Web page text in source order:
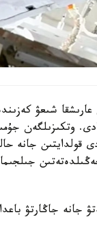
ساعات 27 مينۋتقا سوزىلعان
وتكىزىلگەن
قولدايتىن جانە
جاڭارتۋ